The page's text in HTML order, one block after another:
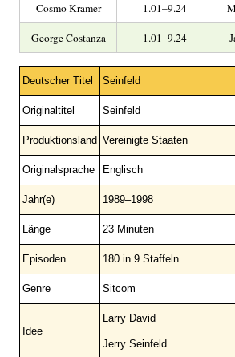
Cosmo Kramer 1.01–9.24
George Costanza 1.01–9.24
Deutscher Titel Seinfeld
Originaltitel Seinfeld
Produktionsland Vereinigte Staaten
Originalsprache Englisch
Jahr(e) 1989–1998
Länge 23 Minuten
Episoden 180 in 9 Staffeln
Genre Sitcom
Idee
Larry David
Jerry Seinfeld